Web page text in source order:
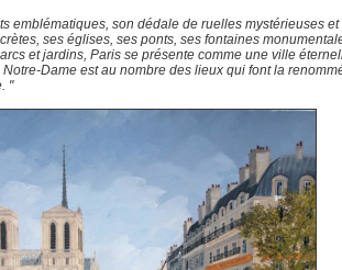
emblématiques, son dédale de ruelles mystérieuses et
ses églises, ses ponts, ses fontaines
et jardins, Paris se présente comme une ville
Dame est au nombre des lieux qui font la
"